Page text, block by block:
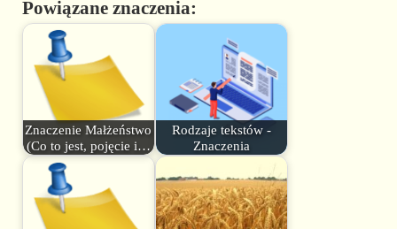
Powiązane znaczenia:
Znaczenie Małżeństwo
(Co to jest, pojęcie i…
Rodzaje tekstów -
Znaczenia